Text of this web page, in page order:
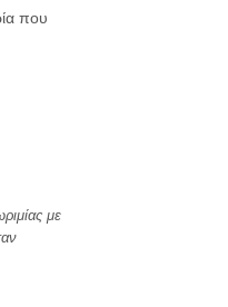
που
με